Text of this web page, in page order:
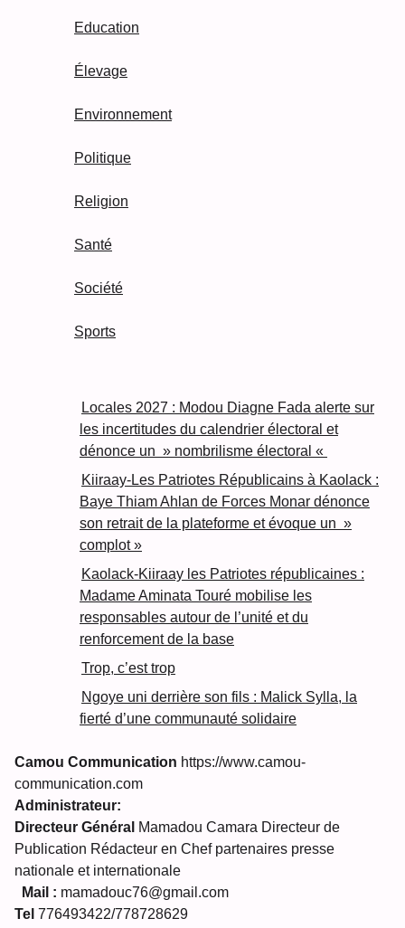
Education
Élevage
Environnement
Politique
Religion
Santé
Société
Sports
Locales 2027 : Modou Diagne Fada alerte sur
les incertitudes du calendrier électoral et
dénonce un » nombrilisme électoral «
Kiiraay-Les Patriotes Républicains à Kaolack :
Baye Thiam Ahlan de Forces Monar dénonce
son retrait de la plateforme et évoque un »
complot »
Kaolack-Kiiraay les Patriotes républicaines :
Madame Aminata Touré mobilise les
responsables autour de l’unité et du
renforcement de la base
Trop, c’est trop
Ngoye uni derrière son fils : Malick Sylla, la
fierté d’une communauté solidaire
Camou Communication https://www.camou-
communication.com
Administrateur:
Directeur Général Mamadou Camara Directeur de
Publication Rédacteur en Chef partenaires presse
nationale et internationale
Mail : mamadouc76@gmail.com
Tel 776493422/778728629